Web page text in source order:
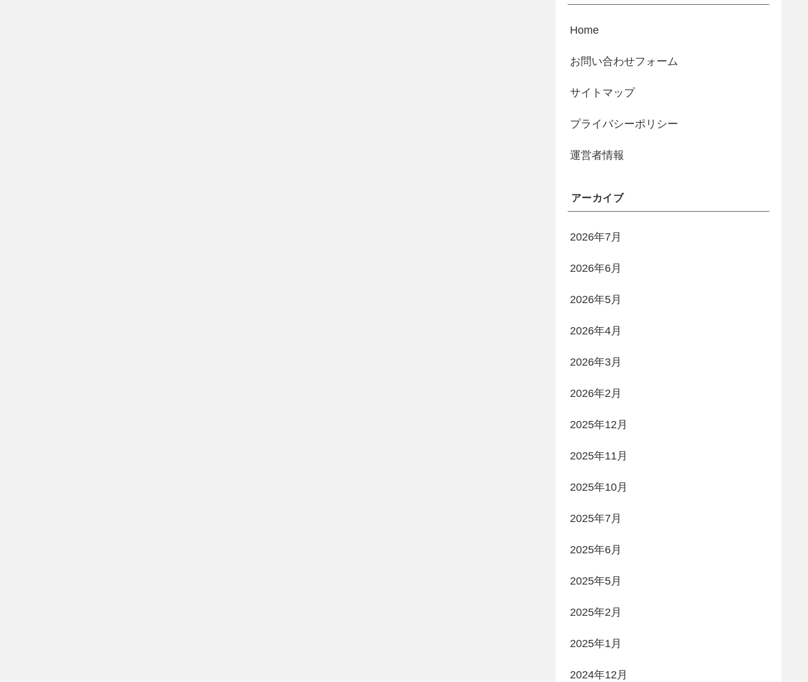
Home
お問い合わせフォーム
サイトマップ
プライバシーポリシー
運営者情報
アーカイブ
2026年7月
2026年6月
2026年5月
2026年4月
2026年3月
2026年2月
2025年12月
2025年11月
2025年10月
2025年7月
2025年6月
2025年5月
2025年2月
2025年1月
2024年12月